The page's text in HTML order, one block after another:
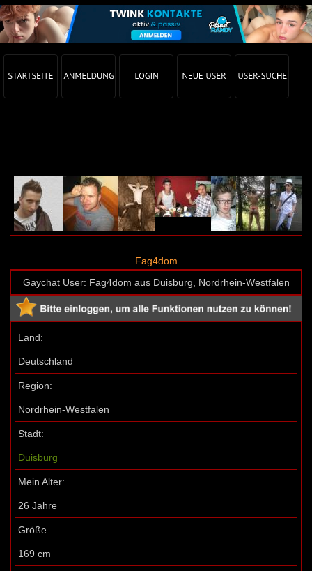
Fag4dom
Gaychat User: Fag4dom aus Duisburg, Nordrhein-Westfalen
Land:
Deutschland
Region:
Nordrhein-Westfalen
Stadt:
Duisburg
Mein Alter:
26 Jahre
Größe
169 cm